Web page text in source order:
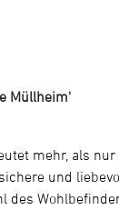
Müllheim'
mehr, als
und
des